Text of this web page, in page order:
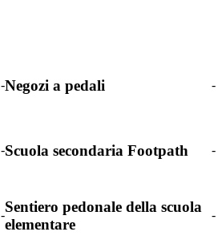
-Negozi a pedali -
-Scuola secondaria Footpath -
-Sentiero pedonale della scuola
elementare
-